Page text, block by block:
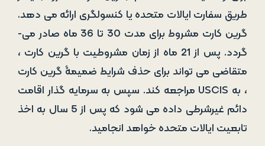
طریق سفارت ایالات متحده یا کنسولگری ارائه می­ دهد.
گرین­ کارت مشروط برای مدت 30 تا 36 ماه صادر می­
گردد. پس از 21 ماه از زمان مشروطیت با گرین ­کارت ،
متقاضی می ­تواند برای حذف شرایط ضمیمۀ گرین ­کارت
، به USCIS مراجعه کند. سپس به سرمایه ­گذار اقامت
دائم غیرشرطی داده می­ شود که پس از 5 سال به اخذ
تابعیت ایالات متحده خواهد انجامید.